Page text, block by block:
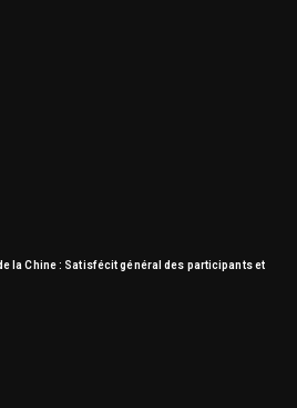
la Chine : Satisfécit général des participants et